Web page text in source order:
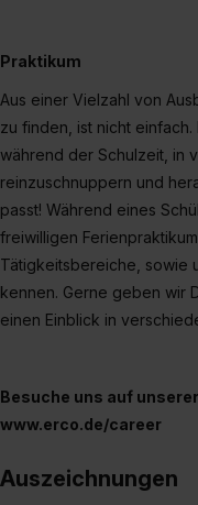
Praktikum
Aus einer Vielzahl von
zu finden, ist nicht
während der Schulzeit, in
reinzuschnuppern und
passt! Während eines
freiwilligen
Tätigkeitsbereiche, sowie
kennen. Gerne geben wir
einen Einblick in
Besuche uns auf
www.erco.de/career
Auszeichnungen